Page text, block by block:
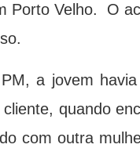
Porto Velho. O
a jovem
quando
com outra